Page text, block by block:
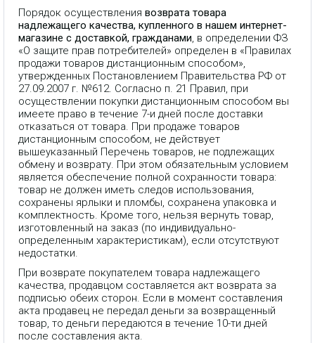
Порядок осуществления возврата товара
надлежащего качества, купленного в нашем интернет-
магазине с доставкой, гражданами , в определении ФЗ
«О защите прав потребителей» определен в «Правилах
продажи товаров дистанционным способом»,
утвержденных Постановлением Правительства РФ от
27.09.2007 г. №612. Согласно п. 21 Правил, при
осуществлении покупки дистанционным способом вы
имеете право в течение 7-и дней после доставки
отказаться от товара. При продаже товаров
дистанционным способом, не действует
вышеуказанный Перечень товаров, не подлежащих
обмену и возврату. При этом обязательным условием
является обеспечение полной сохранности товара:
товар не должен иметь следов использования,
сохранены ярлыки и пломбы, сохранена упаковка и
комплектность. Кроме того, нельзя вернуть товар,
изготовленный на заказ (по индивидуально-
определенным характеристикам), если отсутствуют
недостатки.
При возврате покупателем товара надлежащего
качества, продавцом составляется акт возврата за
подписью обеих сторон. Если в момент составления
акта продавец не передал деньги за возвращенный
товар, то деньги передаются в течение 10-ти дней
после составления акта.